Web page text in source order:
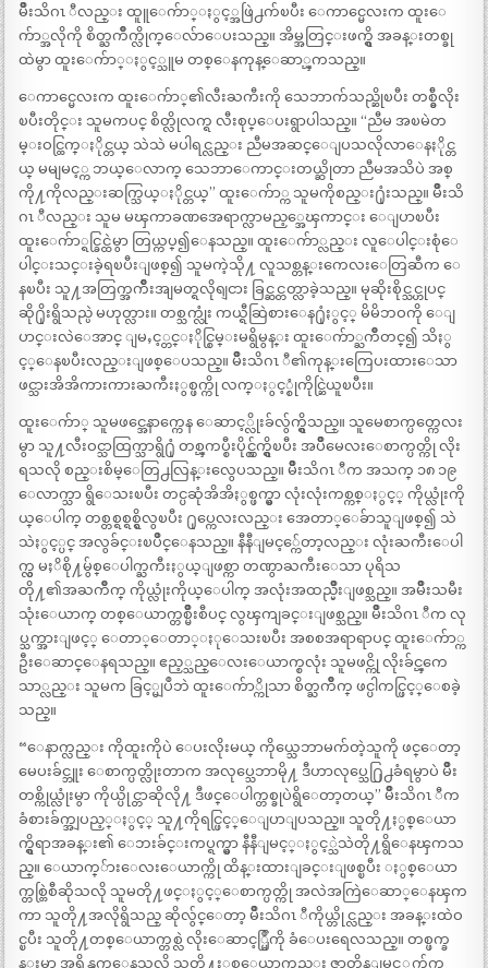
မ်ိဳးသိဂၤ ီလည္း ထူူေက်ာ္ႏွင့္အဖြဲ႕က်ၿပီး ေကာင္မေလးက ထူးေ
က်ာ္အလိုကို စိတ္ႀကိဳက္လိုက္ေလ်ာေပးသည္။ အိမ္အတြင္းဖက္ရွိ အခန္းတစ္ခု
ထဲမွာ ထူးေက်ာ္ႏွင့္သူမ တစ္ေနကုန္ေဆာ္ၾကသည္။
ေကာင္မေလးက ထူးေက်ာ္၏လီးႀကီးကို သေဘာက်သည္ဆိုၿပီး တစ္ခွ်ီလိုး
ၿပီးတိုင္း သူမကပင္ စိတ္လိုလက္ရ လီးစုပ္ေပးရွာပါသည္။ “ညီမ အၿမဲတ
မ္းဝင္ထြက္ႏိုင္တယ္ သဲသဲ မပါရင္လည္း ညီမအဆင္ေျပသလိုလာေနႏိုင္တ
ယ္ မမျမင့္က ဘယ္ေလာက္ သေဘာေကာင္းတယ္ဆိုတာ ညီမအသိပဲ အစ္
ကို႔ကိုလည္းဆက္သြယ္ႏိုင္တယ္” ထူးေက်ာ္က သူမကိုစည္း႐ုံးသည္။ မ်ိဳးသိ
ဂၤ ီလည္း သူမ မၾကာခဏအေရာက္လာမည့္အေၾကာင္း ေျပာၿပီး
ထူးေက်ာ္ရင္ခြင္ထဲမွာ တြယ္ကပ္၍ေနသည္။ ထူးေက်ာ္လည္း လူေပါင္းစုံေ
ပါင္းသင္းခဲ့ရၿပီးျဖစ္၍ သူမကဲ့သို႔ လူသစ္တန္းကေလးေတြဆီက ေ
နၿပီး သူ႔အတြက္အက်ိဳးအျမတ္ရလိုရျငား ခြင္ဆင္တတ္လာခဲ့သည္။ မုဆိုးစိုင္သင္ဟုပင္
ဆို႐ိုးရွိသည္ပဲ မဟုတ္လား။ တစ္သက္လုံး ကယ္ရီဆြဲစားေန႐ုံႏွင့္ မိမိဘဝကို ေျ
ပာင္းလဲေအာင္ ျမႇင့္တင္ႏိုင္စြမ္းမရွိမွန္း ထူးေက်ာ္ႀကိဳတင္၍ သိႏွ
င့္ေနၿပီးလည္းျဖစ္ေပသည္။ မ်ိဳးသိဂၤ ီ၏ကုန္းကြေပးထားေသာ
ဖင္သားအိအိကားကားႀကီးႏွစ္ဖက္ကို လက္ႏွင့္စုံကိုင္ဆြဲယူၿပီး။
ထူးေက်ာ္ သူမဖင္အေနာက္ကေန ေဆာင့္လိုးခ်လွ်က္ရွိသည္။ သူမေစာက္ပတ္ကေလး
မွာ သူ႔လီးဝင္သာထြက္သာရွိ႐ုံ တစ္ၾကပ္စီးပိုင္လွ်က္ရွိၿပီး အပ်ိဳမေလးေစာက္ပတ္ကို လိုး
ရသလို စည္းစိမ္ေတြ႕လြန္းလွေပသည္။ မ်ိဳးသိဂၤ ီက အသက္ ၁၈ ၁၉
ေလာက္သာ ရွိေသးၿပီး တင္ပဆုံအိအိႏွစ္ဖက္မွာ လုံးလုံးကစ္ကစ္ႏွင့္ ကိုယ္လုံးကို
ယ္ေပါက္ တစ္တစ္ရစ္ရစ္ရွိလွၿပီး ႐ုပ္ကေလးလည္း အေတာ္ေခ်ာသူျဖစ္၍ သဲ
သဲႏွင့္ပင္ အလွခ်င္းၿပိဳင္ေနသည္။ နီနီျမင့္က်ေတာ့လည္း လုံးႀကီးေပါ
က္လွ မႈိစို႔မွ်စ္ေပါက္ႀကီးႏွယ္ျဖစ္ကာ တဏွာႀကီးေသာ ပုရိသ
တို႔၏အႀကိဳက္ ကိုယ္လုံးကိုယ္ေပါက္ အလုံးအထည္မ်ိဳးျဖစ္သည္။ အမ်ိဳးသမီး
သုံးေယာက္ တစ္ေယာက္တစ္မ်ိဳးစီပင္ လွၾကျခင္းျဖစ္သည္။ မ်ိဳးသိဂၤ ီက လု
ပ္သက္အားျဖင့္ ေတာ္ေတာ္ႏုေသးၿပီး အစစအရာရာပင္ ထူးေက်ာ္က
ဦးေဆာင္ေနရသည္။ ဧည့္သည္ေလးေယာက္စလုံး သူမဖင္ကို လိုးခ်င္ၾကေ
သာ္လည္း သူမက ခြင့္မျပဳဘဲ ထူးေက်ာ္ကိုသာ စိတ္ႀကိဳက္ ဖင္ပါကင္ဖြင့္ေစခဲ့
သည္။
“ေနာက္လည္း ကိုထူးကိုပဲ ေပးလိုးမယ္ ကိုယ္သေဘာမက်တဲ့သူကို ဖင္ေတာ့
မေပးခ်င္ဘူး ေစာက္ပတ္လိုးတာက အလုပ္သေဘာမို႔ ဒီဟာလုပ္သေ႐ြ႕ခံရမွာပဲ မ်ိဳး
တစ္ကိုယ္လုံးမွာ ကိုယ္ပိုင္တာဆိုလို႔ ဒီဖင္ေပါက္တစ္ခုပဲရွိေတာ့တယ္” မ်ိဳးသိဂၤ ီက
ခံစားခ်က္အျပည့္ႏွင့္ သူ႔ကိုရင္ဖြင့္ေျပာျပသည္။ သူတို႔ႏွစ္ေယာ
က္ရွိရာအခန္း၏ ေဘးခ်င္းကပ္ရက္မွာ နီနီျမင့္ႏွင့္သဲသဲတို႔ရွိေနၾကသ
ည္။ ေယာက္်ားေလးေယာက္ကို ထိန္းထားျခင္းျဖစ္ၿပီး ႏွစ္ေယာ
က္တစ္တြဲစီဆိုသလို သူမတို႔ဖင္ႏွင့္ေစာက္ပတ္ကို အလဲအကြဲေဆာ္ေနၾက
ကာ သူတို႔အလိုရွိသည္ ဆိုလွ်င္ေတာ့ မ်ိဳးသိဂၤ ီကိုယ္တိုင္လည္း အခန္းထဲဝ
င္ၿပီး သူတို႔တစ္ေယာက္တစ္လဲ လိုးေဆာင့္မြဳကို ခံေပးရေလသည္။ တစ္ဖက္ခ
န္းမွာ အရွိန္တက္ေနသလို သူတို႔ႏွစ္ေယာက္လည္း ဇာတ္ရွိန္ျမင့္တက္လွ်က္